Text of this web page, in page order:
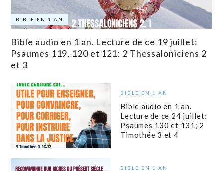
BIBLE EN 1 AN
Bible audio en 1 an. Lecture de ce 19 juillet:
Psaumes 119, 120 et 121; 2 Thessaloniciens 2
et 3
BIBLE EN 1 AN
Bible audio en 1 an.
Lecture de ce 24 juillet:
Psaumes 130 et 131; 2
Timothée 3 et 4
BIBLE EN 1 AN